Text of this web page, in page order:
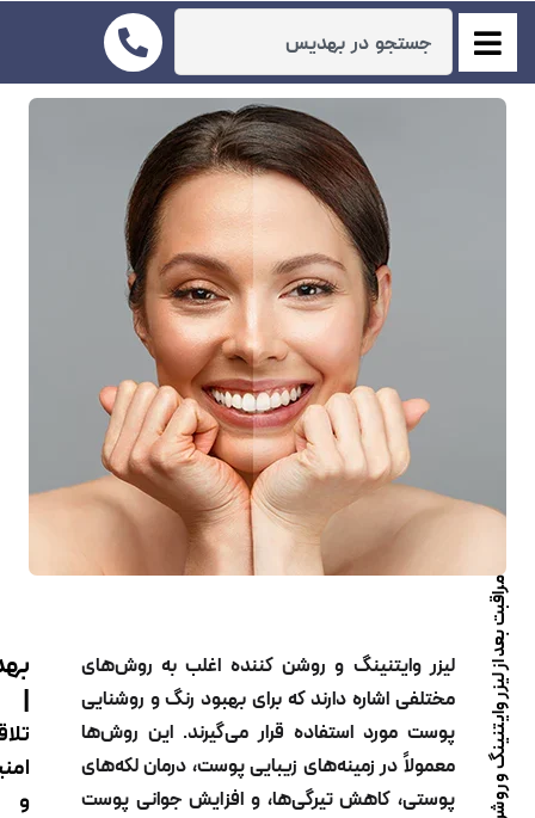
لیزر وایتنینگ و روشن کننده اغلب به روش‌های
مختلفی اشاره دارند که برای بهبود رنگ و روشنایی
پوست مورد استفاده قرار می‌گیرند. این روش‌ها
معمولاً در زمینه‌های زیبایی پوست، درمان لکه‌های
پوستی، کاهش تیرگی‌ها، و افزایش جوانی پوست
بهدیس
امنیت